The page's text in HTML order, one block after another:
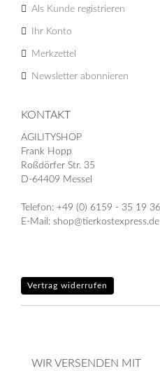
Als Kunde registrieren
Ihr Konto
Merkzettel
Newsletter abonnieren
KONTAKT
AGILITYSHOP
Frank Hopp
Roßdörfer Str. 35
D-64409 Messel
Telefon: +49 (0) 6159 - 35 19
E-Mail: shop@tierkostexpress.de
Vertrag widerrufen
WIR VERSENDEN MIT